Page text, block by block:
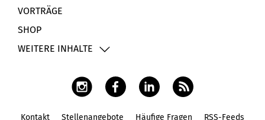
VORTRÄGE
SHOP
WEITERE INHALTE
Kontakt Stellenangebote Häufige Fragen RSS-Feeds